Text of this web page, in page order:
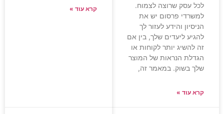
לכל עסק שרוצה לצמוח.
למשרדי פרסום יש את
הניסיון והידע לעזור לך
להגיע ליעדים שלך, בין אם
זה להשיג יותר לקוחות או
הגדלת הנראות של המוצר
שלך בשוק. במאמר זה,
קרא עוד »
קרא עוד »